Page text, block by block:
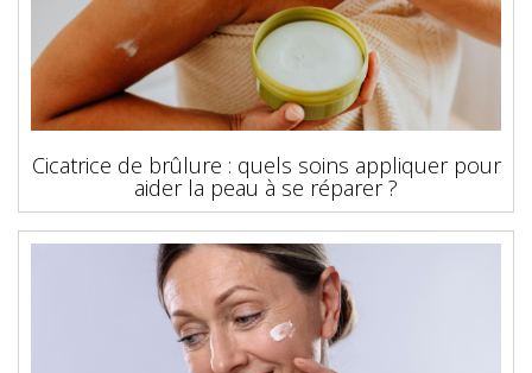
Cicatrice de brûlure : quels soins appliquer pour
aider la peau à se réparer ?